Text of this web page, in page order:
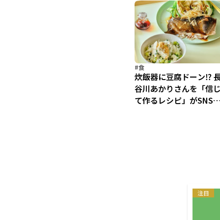
#食
炊飯器に豆腐ドーン⁉︎
谷川あかりさんを「信
て作るレシピ」がSNS
注目